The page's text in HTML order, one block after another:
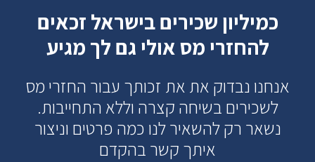
כמיליון שכירים בישראל זכאים
להחזרי מס אולי גם לך מגיע
אנחנו נבדוק את את זכותך עבור החזרי מס
לשכירים בשיחה קצרה וללא התחייבות.
נשאר רק להשאיר לנו כמה פרטים וניצור
איתך קשר בהקדם